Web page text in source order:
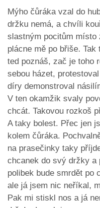
Mýho čůráka vzal do
držku nemá, a chvíli
slastným pocitům místo
plácne mě po břiše.
ted poznáš, zač je toho
sebou házet,
díry demonstroval
V ten okamžik svaly
chcát. Takovou rozkoš
A taky bolest. Přec jen
kolem čůráka.
na prasečinky taky
chcanek do svý držky a
polibek bude smrdět po
ale já jsem nic neříkal,
Pak mi stiskl nos a já